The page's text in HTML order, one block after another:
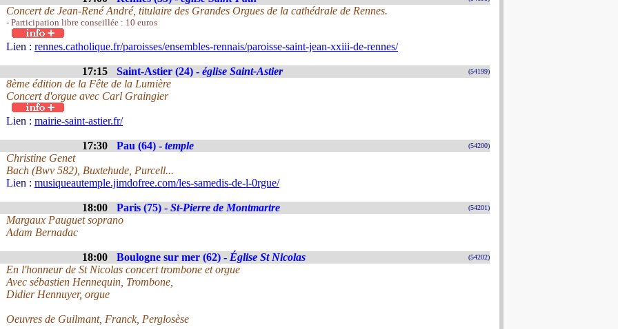
Concert de Jean-René André, titulaire des Grandes Orgues de la cathédrale de Rennes.
- Participation libre conseillée : 10 euros
Lien : rennes.catholique.fr/paroisses/ensembles-rennais/paroisse-saint-jean-xxiii-de-rennes/
17:15 Saint-Astier (24) - église Saint-Astier (54199)
8ème édition de la Fête de la Lumière
Concert d'orgue avec Carl Graingier
Lien : mairie-saint-astier.fr/
17:30 Pau (64) - temple (54200)
Christine Genet
Bach (Bwv 582), Buxtehude, Purcell...
Lien : musiqueautemple.jimdofree.com/les-samedis-de-l-0rgue/
18:00 Paris (75) - St-Pierre de Montmartre (54201)
Margaux Pauguet soprano
Adam Bernadac
18:00 Boulogne sur mer (62) - Église St Nicolas (54202)
En l'honneur de St Nicolas concert trombone et orgue
Avec sébastien Hennequin, Trombone,
Didier Hennuyer, orgue
Oeuvres de Guilmant, Franck, Perglosèse